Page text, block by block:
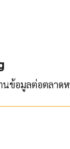
นข้อมูลต่อตลาด